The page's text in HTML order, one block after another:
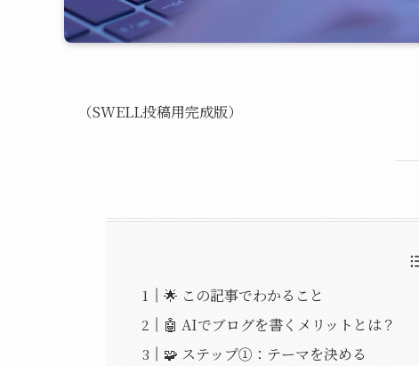
（SWELL投稿用完成版）
🌟 この記事でわかること
🤖 AIでブログを書くメリットとは？
🧩 ステップ①：テーマを決める